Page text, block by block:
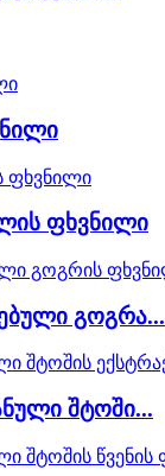
ფხვნილი
გოგრა...
შტოში...